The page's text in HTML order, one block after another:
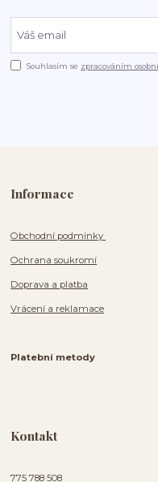
Souhlasím se zpracováním
Informace
Obchodní podmínky
Ochrana soukromí
Doprava a platba
Vrácení a reklamace
Platební metody
Kontakt
775 788 508